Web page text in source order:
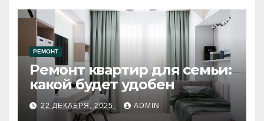
РЕМОНТ
Ремонт квартир для семьи:
какой будет удобен
22 ДЕКАБРЯ, 2025 ADMIN